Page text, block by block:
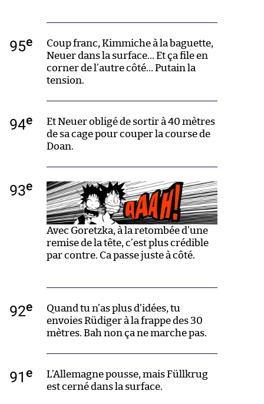
95e
Coup franc, Kimmiche à la baguette,
Neuer dans la surface… Et ça file en
corner de l’autre côté… Putain la
tension.
94e
Et Neuer obligé de sortir à 40 mètres
de sa cage pour couper la course de
Doan.
93e
Avec Goretzka, à la retombée d’une
remise de la tête, c’est plus crédible
par contre. Ca passe juste à côté.
92e
Quand tu n’as plus d’idées, tu
envoies Rüdiger à la frappe des 30
mètres. Bah non ça ne marche pas.
91 e
L’Allemagne pousse, mais Füllkrug
est cerné dans la surface.